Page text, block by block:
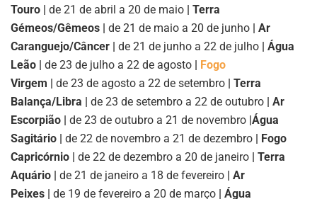
Touro | de 21 de abril a 20 de maio | Terra
Gémeos/Gêmeos | de 21 de maio a 20 de junho | Ar
Caranguejo/Câncer | de 21 de junho a 22 de julho | Água
Leão | de 23 de julho a 22 de agosto | Fogo
Virgem | de 23 de agosto a 22 de setembro | Terra
Balança/Libra | de 23 de setembro a 22 de outubro | Ar
Escorpião | de 23 de outubro a 21 de novembro |Água
Sagitário | de 22 de novembro a 21 de dezembro | Fogo
Capricórnio | de 22 de dezembro a 20 de janeiro | Terra
Aquário | de 21 de janeiro a 18 de fevereiro | Ar
Peixes | de 19 de fevereiro a 20 de março | Água